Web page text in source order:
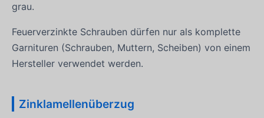
grau.
Feuerverzinkte Schrauben dürfen nur als komplette
Garnituren (Schrauben, Muttern, Scheiben) von einem
Hersteller verwendet werden.
Zinklamellenüberzug